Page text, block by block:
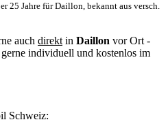
25 Jahre für Daillon, bekannt aus versch.
auch direkt in Daillon vor Ort -
individuell und kostenlos im
Schweiz: